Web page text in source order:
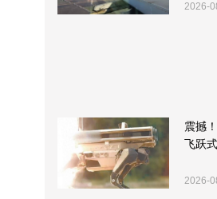
2026-
震撼
飞跃
2026-